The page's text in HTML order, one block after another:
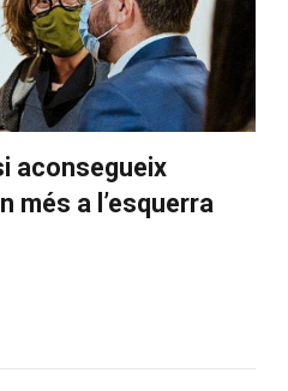
aconsegueix
més a l’esquerra